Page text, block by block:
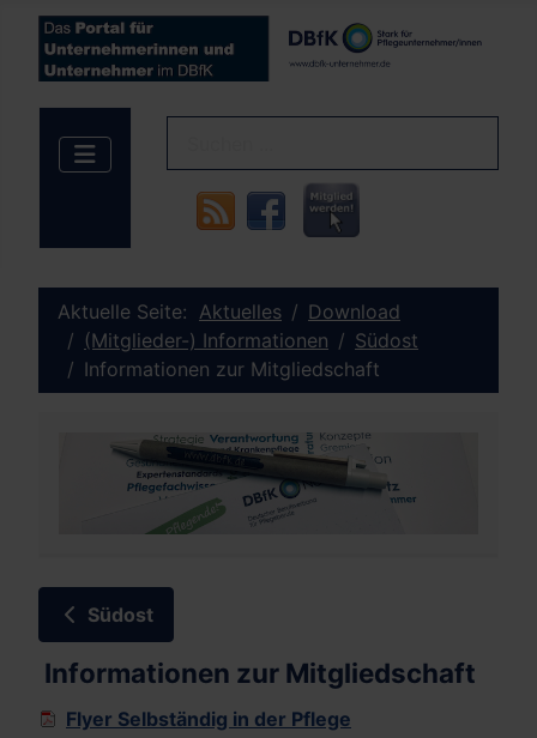
Aktuelle Seite: Aktuelles
Download
(Mitglieder-) Informationen
Südost
Informationen zur Mitgliedschaft
Südost
Informationen zur Mitgliedschaft
Flyer Selbständig in der Pflege